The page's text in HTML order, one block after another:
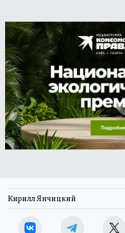
Кирилл Янчицкий